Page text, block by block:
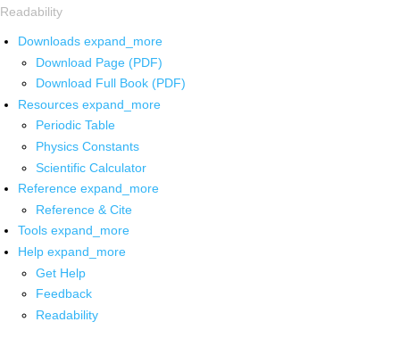
Readability
Downloads expand_more
Download Page (PDF)
Download Full Book (PDF)
Resources expand_more
Periodic Table
Physics Constants
Scientific Calculator
Reference expand_more
Reference & Cite
Tools expand_more
Help expand_more
Get Help
Feedback
Readability